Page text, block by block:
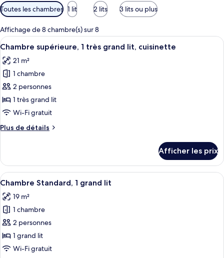
Filtres
disponibles
pour
les
chambres
Toutes les chambres 1 lit 2 lits 3 lits ou plus
Affichage de 8 chambre(s) sur 8
Afficher
toutes
les
photos
pour
ce
type
chambre :
très
grand
lit,
cuisinette
Une chambre à coucher avec un lit,
8
Chambre supérieure, 1 très grand lit, cuisinette
21 m²
1 chambre
2 personnes
1 très grand lit
Wi-Fi gratuit
Plus de détails
Plus
Chambre
supérieure,
1
grand
lit,
cuisinette
Afficher les prix
Afficher
toutes
les
photos
pour
ce
type
Une chambre avec un lit, un
6
Chambre Standard, 1 grand lit
19 m²
1 chambre
2 personnes
1 grand lit
Wi-Fi gratuit